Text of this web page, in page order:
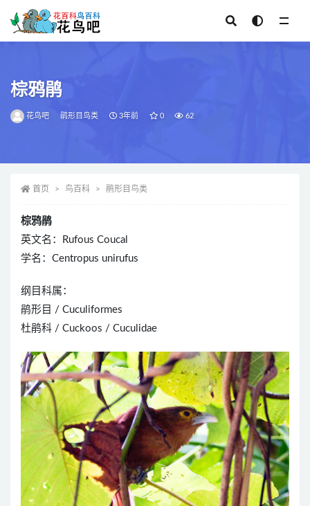
棕鸦鹃
花鸟吧 鹃形目鸟类 3年前 0 62
首页 鸟百科 鹃形目鸟类
棕鸦鹃
英文名：Rufous Coucal
学名：Centropus unirufus
纲目科属：
鹃形目 / Cuculiformes
杜鹃科 / Cuckoos / Cuculidae